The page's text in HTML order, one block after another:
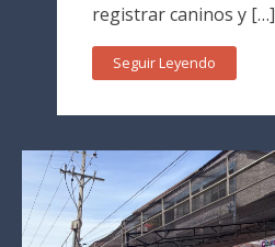
registrar caninos y […]
Seguir Leyendo